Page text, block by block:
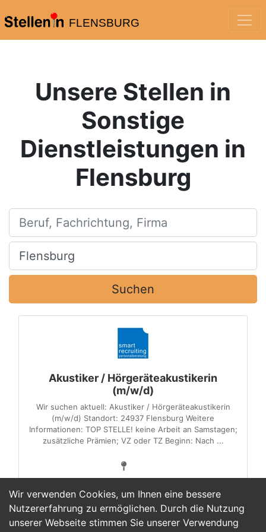
FLENSBURG
Wir verwenden Cookies, um Ihnen eine bessere
Nutzererfahrung zu ermöglichen. Durch die Nutzung
unserer Webseite stimmen Sie unserer Verwendung
Unsere Stellen in
Sonstige
Dienstleistungen in
Flensburg
Beruf, Fachrichtung, Firma
Ort, Stadt
Suchen
Akustiker / Hörgeräteakustikerin
(m/w/d)
Wir suchen aktuell: Akustiker / Hörgeräteakustikerin
(m/w/d) Standort: 24937 Flensburg Weitere
Informationen: TOP STELLE! keine Arbeit an Samstagen;
zusätzliche Prämien; VZ oder TZ Beginn: Nach ...
1